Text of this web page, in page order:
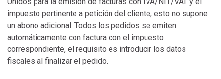
impuesto pertinente a petición del cliente, esto no supone
un abono adicional. Todos los pedidos se emiten
automáticamente con factura con el impuesto
correspondiente, el requisito es introducir los datos
fiscales al finalizar el pedido.